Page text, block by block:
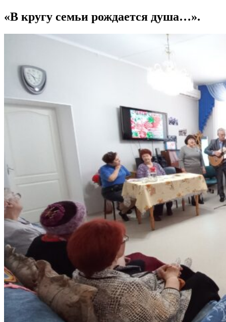
«В кругу семьи рождается душа…».